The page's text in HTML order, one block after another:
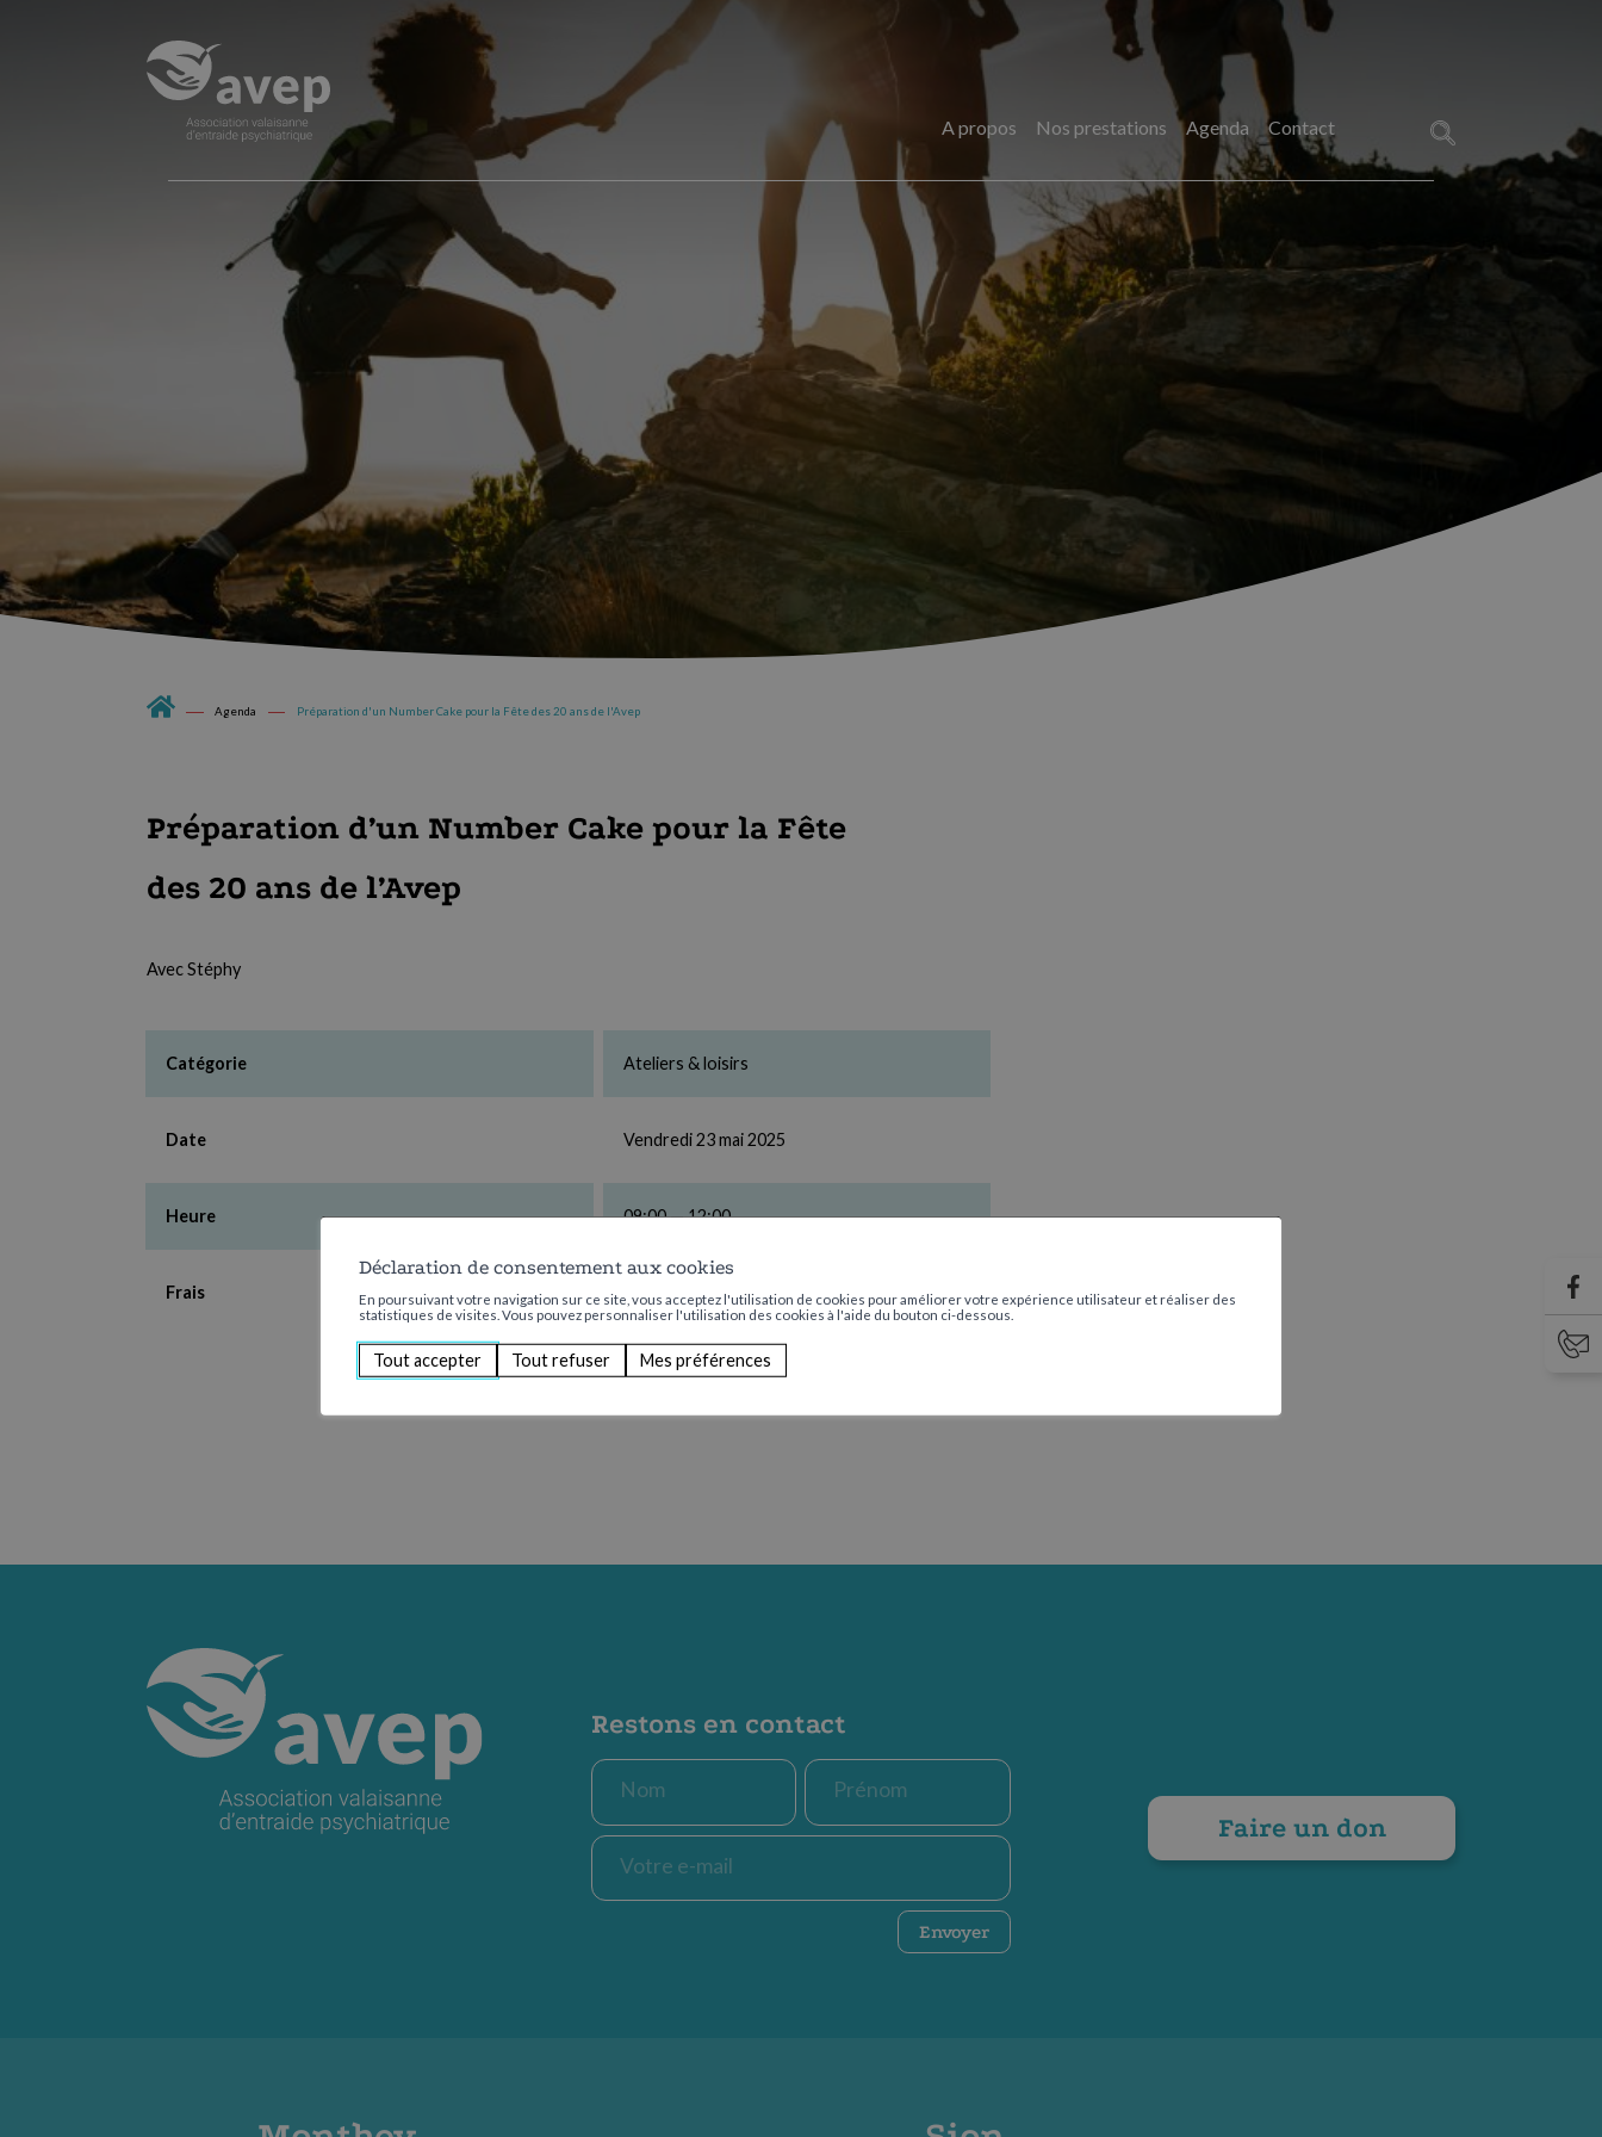
A propos Nos prestations Agenda Contact
Rechercher :
Agenda Préparation d'un Number Cake pour la Fête des 20 ans de l'Avep
Préparation d’un Number Cake pour la Fête
des 20 ans de l’Avep
Avec Stéphy
Catégorie Ateliers & loisirs
Date Vendredi 23 mai 2025
Heure 09:00 — 12:00
Frais
Restons en contact
Nom Prénom
E-
mail
*
Envoyer
Faire un don
Déclaration de consentement aux cookies
En poursuivant votre navigation sur ce site, vous acceptez l'utilisation de cookies pour améliorer votre expérience utilisateur et réaliser des
statistiques de visites. Vous pouvez personnaliser l'utilisation des cookies à l'aide du bouton ci-dessous.
Tout accepter Tout refuser Mes préférences